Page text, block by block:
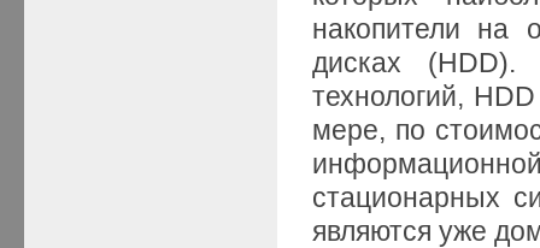
накопители на
дисках
технологий,
мере, по
стационарных
являются уже